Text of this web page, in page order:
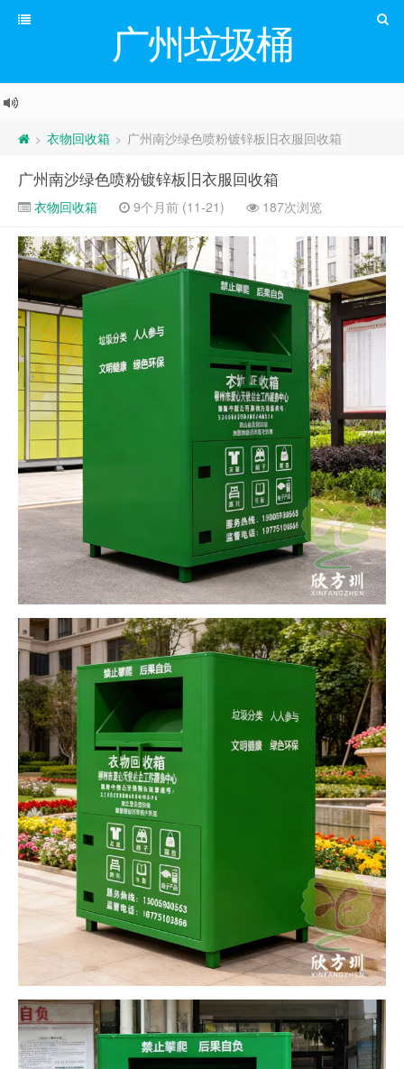
广州垃圾桶
> 衣物回收箱 > 广州南沙绿色喷粉镀锌板旧衣服回收箱
广州南沙绿色喷粉镀锌板旧衣服回收箱
衣物回收箱 9个月前 (11-21) 187次浏览